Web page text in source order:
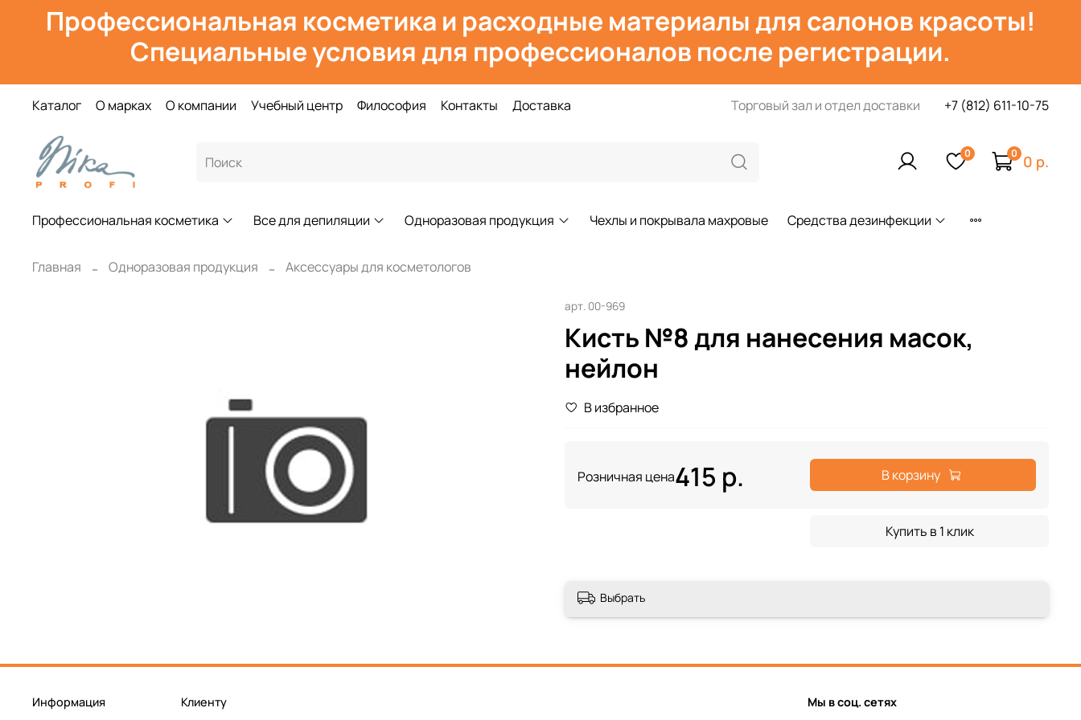
Профессиональная косметика и расходные материалы для салонов красоты!
Специальные условия для профессионалов после регистрации.
Каталог О марках О компании Учебный центр Философия Контакты Доставка Торговый зал и отдел доставки +7 (812) 611-10-75
0 0 0 р.
Профессиональная косметика Все для депиляции Одноразовая продукция Чехлы и покрывала махровые Средства дезинфекции
Главная Одноразовая продукция Аксессуары для косметологов
арт. 00-969
Кисть №8 для нанесения масок,
нейлон
В избранное
Розничная цена415 р. В корзину
Купить в 1 клик
Выбрать
Информация Клиенту Мы в соц. сетях